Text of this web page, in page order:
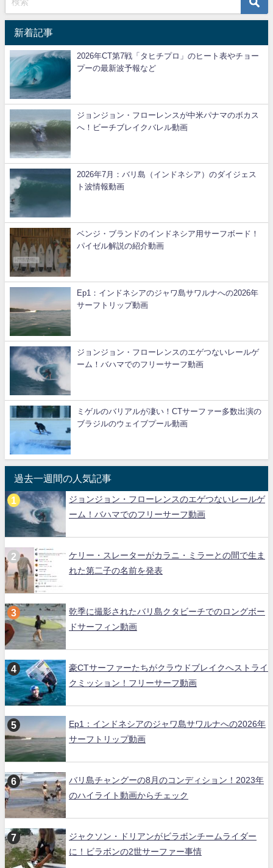
新着記事
2026年CT第7戦「タヒチプロ」のヒート表やチョー
プーの最新波予報など
ジョンジョン・フローレンスが中米パナマのボカス
へ！ビーチブレイクバレル動画
2026年7月：バリ島（インドネシア）のダイジェス
ト波情報動画
ベンジ・ブランドのインドネシア用サーフボード！
パイゼル解説の紹介動画
Ep1：インドネシアのジャワ島サワルナへの2026年
サーフトリップ動画
ジョンジョン・フローレンスのエゲつないレールゲ
ーム！バハマでのフリーサーフ動画
ミゲルのバリアルが凄い！CTサーファー多数出演の
ブラジルのウェイブプール動画
過去一週間の人気記事
ジョンジョン・フローレンスのエゲつないレールゲ
ーム！バハマでのフリーサーフ動画
ケリー・スレーターがカラニ・ミラーとの間で生ま
れた第二子の名前を発表
乾季に撮影されたバリ島クタビーチでのロングボー
ドサーフィン動画
豪CTサーファーたちがクラウドブレイクへストライ
クミッション！フリーサーフ動画
Ep1：インドネシアのジャワ島サワルナへの2026年
サーフトリップ動画
バリ島チャングーの8月のコンディション！2023年
のハイライト動画からチェック
ジャクソン・ドリアンがビラボンチームライダー
に！ビラボンの2世サーファー事情